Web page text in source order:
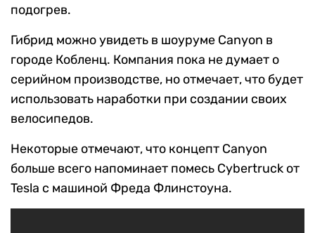
подогрев.
Гибрид можно увидеть в шоуруме Canyon в
городе Кобленц. Компания пока не думает о
серийном производстве, но отмечает, что будет
использовать наработки при создании своих
велосипедов.
Некоторые отмечают, что концепт Canyon
больше всего напоминает помесь Cybertruck от
Tesla с машиной Фреда Флинстоуна.